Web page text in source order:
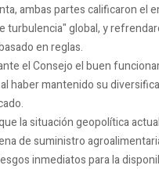
ambas partes calificaron el
turbulencia" global, y
en reglas.
el Consejo el buen
haber mantenido su
la situación geopolítica
de suministro
inmediatos para la